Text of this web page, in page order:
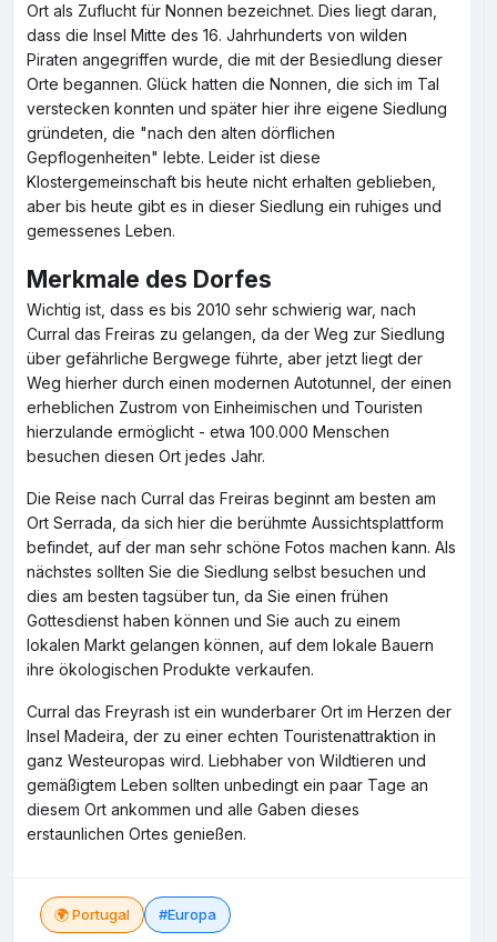
Ort als Zuflucht für Nonnen bezeichnet. Dies liegt daran,
dass die Insel Mitte des 16. Jahrhunderts von wilden
Piraten angegriffen wurde, die mit der Besiedlung dieser
Orte begannen. Glück hatten die Nonnen, die sich im Tal
verstecken konnten und später hier ihre eigene Siedlung
gründeten, die "nach den alten dörflichen
Gepflogenheiten" lebte. Leider ist diese
Klostergemeinschaft bis heute nicht erhalten geblieben,
aber bis heute gibt es in dieser Siedlung ein ruhiges und
gemessenes Leben.
Merkmale des Dorfes
Wichtig ist, dass es bis 2010 sehr schwierig war, nach
Curral das Freiras zu gelangen, da der Weg zur Siedlung
über gefährliche Bergwege führte, aber jetzt liegt der
Weg hierher durch einen modernen Autotunnel, der einen
erheblichen Zustrom von Einheimischen und Touristen
hierzulande ermöglicht - etwa 100.000 Menschen
besuchen diesen Ort jedes Jahr.
Die Reise nach Curral das Freiras beginnt am besten am
Ort Serrada, da sich hier die berühmte Aussichtsplattform
befindet, auf der man sehr schöne Fotos machen kann. Als
nächstes sollten Sie die Siedlung selbst besuchen und
dies am besten tagsüber tun, da Sie einen frühen
Gottesdienst haben können und Sie auch zu einem
lokalen Markt gelangen können, auf dem lokale Bauern
ihre ökologischen Produkte verkaufen.
Curral das Freyrash ist ein wunderbarer Ort im Herzen der
Insel Madeira, der zu einer echten Touristenattraktion in
ganz Westeuropas wird. Liebhaber von Wildtieren und
gemäßigtem Leben sollten unbedingt ein paar Tage an
diesem Ort ankommen und alle Gaben dieses
erstaunlichen Ortes genießen.
🌍 Portugal #Europa